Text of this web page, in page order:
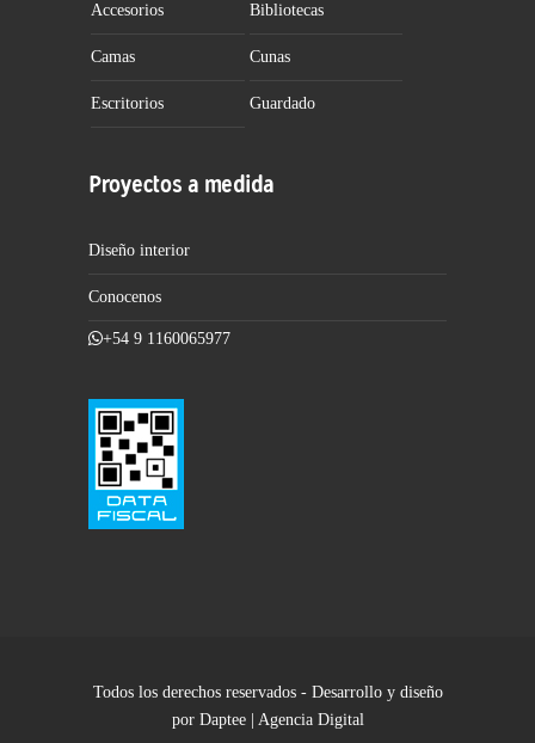
Accesorios Bibliotecas
Camas Cunas
Escritorios Guardado
Proyectos a medida
Diseño interior
Conocenos
+54 9 1160065977
Todos los derechos reservados - Desarrollo y diseño
por Daptee | Agencia Digital